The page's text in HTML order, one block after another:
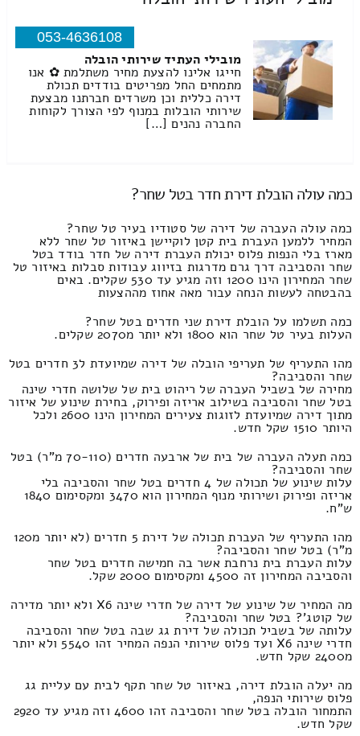
053-4636108
מובילי העתיד שירותי הובלה
חייגו אלינו להצעת מחיר משתלמת ✿ אנו
מתמחים החל מפריטים בודדים תכולת
דירה כללית וכן משרדים חברתנו מבצעת
שירותי הובלות במנוף לפי הצורך לקוחות
החברה נהנים […]
כמה עולה הובלת דירת חדר בטל שחר?
כמה עולה העברה של דירה של סטודיו בעיר טל שחר?
המחיר ללמען העברת בית קטן לוקיישן באיזור טל שחר ללא
מארז בלי הנפות פלוס יכולת העברת דירה של חדר בודד בטל
שחר והסביבה דרך גרם מדרגות בזיווג עבודות סבלות באיזור טל
שחר המחירון הינו 1200 וזה מגיע עד 530 שקלים. באים
בהבטחה לעשות הנחה עבור מאה אחוז מההצעות
כמה תשלמו על הובלת דירת שני חדרים בטל שחר?
העלות בעיר טל שחר הוא 1800 ולא יותר מ2070 שקלים.
מהו התעריף של תעריפי הובלה של דירה שמיועדת ל3 חדרים בטל
שחר והסביבה?
מחירה של בשביל העברה של ריהוט בית של שלושה חדרי שינה
בטל שחר והסביבה בשילוב אריזה ופירוק, בחירת שינוע של איזור
מתוך דירה שמיועדת לזוגות צעירים המחירון הינו 2600 ולכל
היותר 1510 שקל חדש.
כמה תעלה העברה של בית של ארבעה חדרים (70-110 מ"ר) בטל
שחר והסביבה?
עלות שינוע של תכולה של 4 חדרים בטל שחר והסביבה בלי
אריזה ופירוק ושירותי מנוף המחירון הוא 3470 ומקסימום 1840
ש"ח.
מהו התעריף של העברת תכולה של דירת 5 חדרים (לא יותר מ120
מ"ר) בטל שחר והסביבה?
עלות העברת בית נרחבת אשר בה חמישה חדרים בטל שחר
והסביבה המחירון זה 4500 ומקסימום 2000 שקל.
מה המחיר של שינוע של דירה של חדרי שינה X6 ולא יותר מדירה
של קוטג'? בטל שחר והסביבה?
עלותה של בשביל תכולה של דירת גג שבה בטל שחר והסביבה
חדרי שינה X6 ועד פלוס שירותי הנפה המחיר זהו 5540 ולא יותר
מ2400 שקל חדש.
מה יעלה הובלת דירה, באיזור טל שחר תקף לבית עם עליית גג
פלוס שירותי הנפה,
התמחור הובלה בטל שחר והסביבה זהו 4600 וזה מגיע עד 2920
שקל חדש.